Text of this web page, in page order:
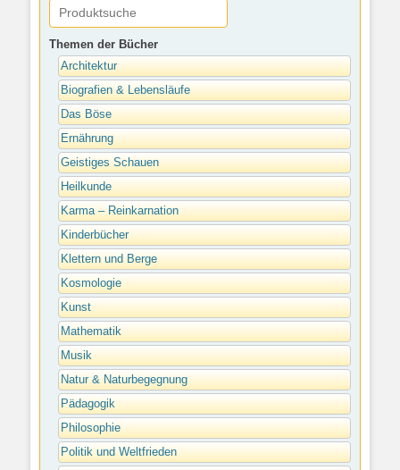
Themen der Bücher
Architektur
Biografien & Lebensläufe
Das Böse
Ernährung
Geistiges Schauen
Heilkunde
Karma – Reinkarnation
Kinderbücher
Klettern und Berge
Kosmologie
Kunst
Mathematik
Musik
Natur & Naturbegegnung
Pädagogik
Philosophie
Politik und Weltfrieden